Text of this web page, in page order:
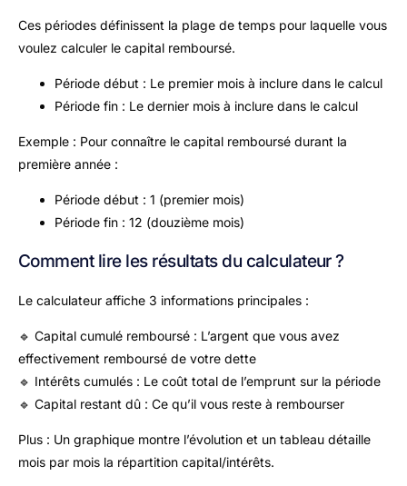
Ces périodes définissent la plage de temps pour laquelle vous
voulez calculer le capital remboursé.
Période début : Le premier mois à inclure dans le calcul
Période fin : Le dernier mois à inclure dans le calcul
Exemple : Pour connaître le capital remboursé durant la
première année :
Période début : 1 (premier mois)
Période fin : 12 (douzième mois)
Comment lire les résultats du calculateur ?
Le calculateur affiche 3 informations principales :
🔹 Capital cumulé remboursé : L’argent que vous avez
effectivement remboursé de votre dette
🔹 Intérêts cumulés : Le coût total de l’emprunt sur la période
🔹 Capital restant dû : Ce qu’il vous reste à rembourser
Plus : Un graphique montre l’évolution et un tableau détaille
mois par mois la répartition capital/intérêts.